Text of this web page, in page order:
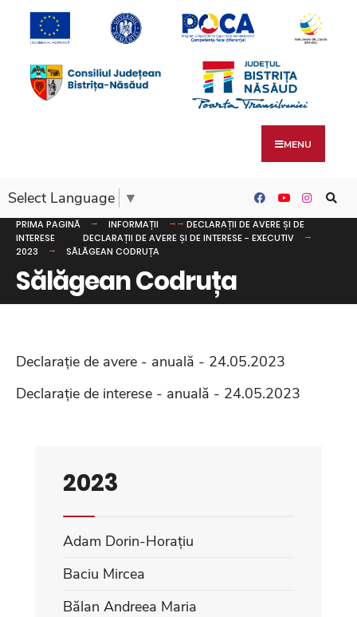
MENU
Select Language ▼
PRIMA PAGINĂ INFORMAȚII
DECLARAȚII DE AVERE ȘI DE
INTERESE
DECLARAȚII DE AVERE ȘI DE INTERESE - EXECUTIV
2023
SĂLĂGEAN CODRUȚA
Sălăgean Codruța
Declarație de avere - anuală - 24.05.2023
Declarație de interese - anuală - 24.05.2023
2023
Adam Dorin-Horațiu
Baciu Mircea
Bălan Andreea Maria